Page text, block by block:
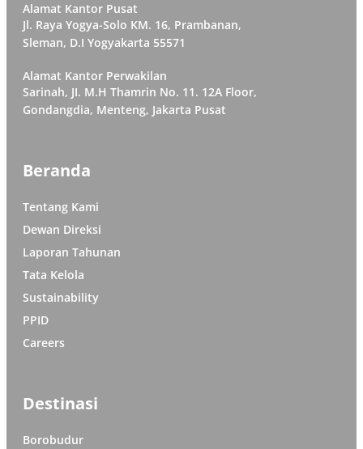
Alamat Kantor Pusat
Jl. Raya Yogya-Solo KM. 16, Prambanan,
Sleman, D.I Yogyakarta 55571
Alamat Kantor Perwakilan
Sarinah, JI. M.H Thamrin No. 11. 12A Floor,
Gondangdia, Menteng, Jakarta Pusat
Beranda
Tentang Kami
Dewan Direksi
Laporan Tahunan
Tata Kelola
Sustainability
PPID
Careers
Destinasi
Borobudur